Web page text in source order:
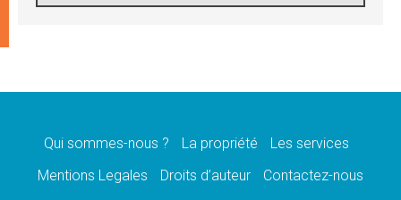
1ère Conférence continentale sur l'éducation
07.08.2026
07.08.2026
lancement des «dix jours de prière pour la
Qui sommes-nous ? La propriété
Les services
Mentions Legales
Droits d’auteur Contactez-nous